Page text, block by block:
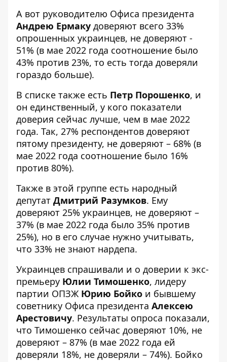
А вот руководителю Офиса президента
Андрею Ермаку доверяют всего 33%
опрошенных украинцев, не доверяют -
51% (в мае 2022 года соотношение было
43% против 23%, то есть тогда доверяли
гораздо больше).
В списке также есть Петр Порошенко, и
он единственный, у кого показатели
доверия сейчас лучше, чем в мае 2022
года. Так, 27% респондентов доверяют
пятому президенту, не доверяют – 68% (в
мае 2022 года соотношение было 16%
против 80%).
Также в этой группе есть народный
депутат Дмитрий Разумков. Ему
доверяют 25% украинцев, не доверяют –
37% (в мае 2022 года было 35% против
25%), но в его случае нужно учитывать,
что 33% не знают нардепа.
Украинцев спрашивали и о доверии к экс-
премьеру Юлии Тимошенко, лидеру
партии ОПЗЖ Юрию Бойко и бывшему
советнику Офиса президента Алексею
Арестовичу. Результаты опроса показали,
что Тимошенко сейчас доверяют 10%, не
доверяют – 87% (в мае 2022 года ей
доверяли 18%, не доверяли – 74%). Бойко